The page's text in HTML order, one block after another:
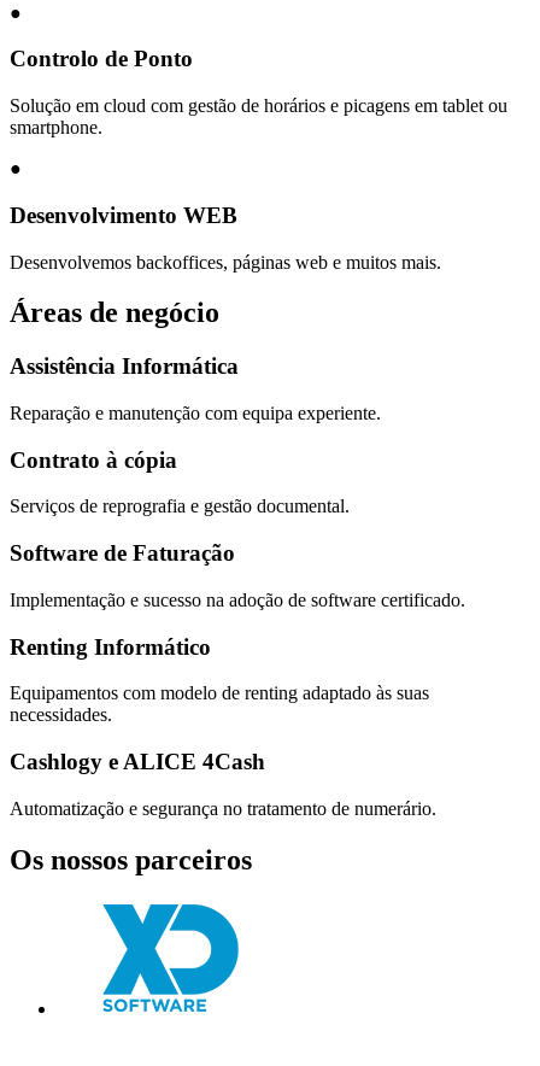
●
Controlo de Ponto
Solução em cloud com gestão de horários e picagens em tablet ou
smartphone.
●
Desenvolvimento WEB
Desenvolvemos backoffices, páginas web e muitos mais.
Áreas de negócio
Assistência Informática
Reparação e manutenção com equipa experiente.
Contrato à cópia
Serviços de reprografia e gestão documental.
Software de Faturação
Implementação e sucesso na adoção de software certificado.
Renting Informático
Equipamentos com modelo de renting adaptado às suas
necessidades.
Cashlogy e ALICE 4Cash
Automatização e segurança no tratamento de numerário.
Os nossos parceiros